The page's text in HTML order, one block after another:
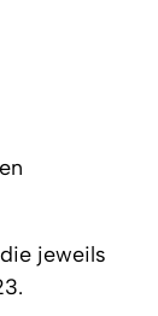
jeweils